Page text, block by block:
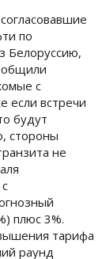
по
Белоруссию,
с
если встречи
будут
стороны
не
плюс 3%.
тарифа
раунд